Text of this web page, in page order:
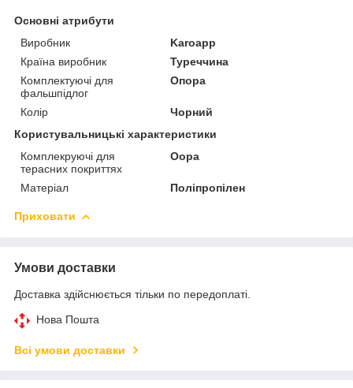
Основні атрибути
Виробник
Karoapp
Країна виробник
Туреччина
Комплектуючі для
фальшпідлог
Опора
Колір
Чорний
Користувальницькі характеристики
Комплекруючі для
терасних покриттях
Оора
Матеріал Поліпропілен
Приховати
Умови доставки
Доставка здійснюється тільки по передоплаті.
Нова Пошта
Всі умови доставки